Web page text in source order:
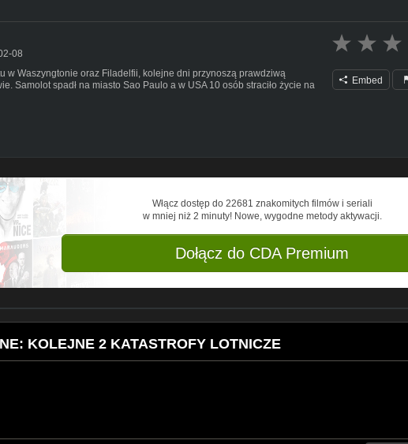
08
w Waszyngtonie oraz Filadelfii, kolejne dni przynoszą prawdziwą
Samolot spadł na miasto Sao Paulo a w USA 10 osób straciło życie na
Embed
Włącz dostęp do 22681 znakomitych filmów i seriali
w mniej niż 2 minuty! Nowe, wygodne metody aktywacji.
Dołącz do CDA Premium
KOLEJNE 2 KATASTROFY LOTNICZE